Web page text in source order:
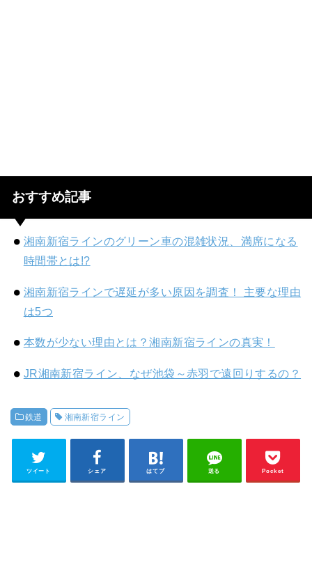
おすすめ記事
湘南新宿ラインのグリーン車の混雑状況、満席になる
時間帯とは!?
湘南新宿ラインで遅延が多い原因を調査！ 主要な理由
は5つ
本数が少ない理由とは？湘南新宿ラインの真実！
JR湘南新宿ライン、なぜ池袋～赤羽で遠回りするの？
鉄道 湘南新宿ライン
ツイート シェア はてブ 送る Pocket